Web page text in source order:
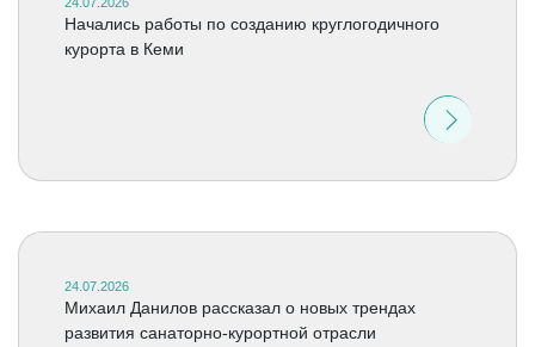
Начались работы по созданию круглогодичного
курорта в Кеми
24.07.2026
Михаил Данилов рассказал о новых трендах
развития санаторно-курортной отрасли